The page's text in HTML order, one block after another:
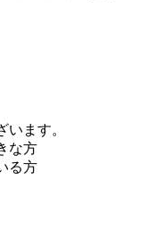
ます。
な方
る方